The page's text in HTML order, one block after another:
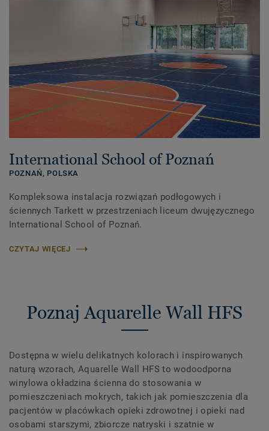
International School of Poznań
POZNAŃ, POLSKA
Kompleksowa instalacja rozwiązań podłogowych i
ściennych Tarkett w przestrzeniach liceum dwujęzycznego
International School of Poznań.
CZYTAJ WIĘCEJ
Poznaj Aquarelle Wall HFS
Dostępna w wielu delikatnych kolorach i inspirowanych
naturą wzorach, Aquarelle Wall HFS to wodoodporna
winylowa okładzina ścienna do stosowania w
pomieszczeniach mokrych, takich jak pomieszczenia dla
pacjentów w placówkach opieki zdrowotnej i opieki nad
osobami starszymi, zbiorcze natryski i szatnie w